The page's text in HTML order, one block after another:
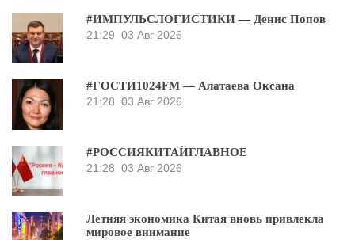
#ИМПУЛЬСЛОГИСТИКИ — Денис Попов
21:29 03 Авг 2026
#ГОСТИ1024FM — Алатаева Оксана
21:28 03 Авг 2026
#РОССИЯКИТАЙГЛАВНОЕ
21:28 03 Авг 2026
Летняя экономика Китая вновь привлекла
мировое внимание